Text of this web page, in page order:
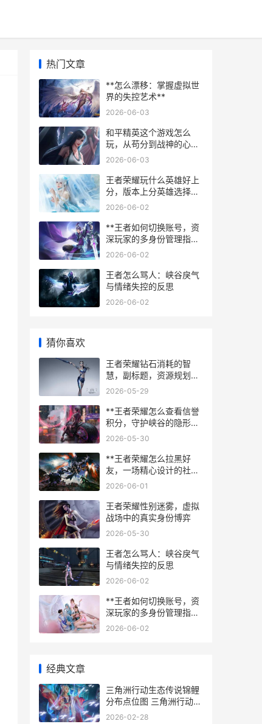
热门文章
**怎么漂移：掌握虚拟世
界的失控艺术**
2026-06-03
和平精英这个游戏怎么
玩，从苟分到战神的心路
历程
2026-06-03
王者荣耀玩什么英雄好上
分，版本上分英雄选择指
南
2026-06-02
**王者如何切换账号，资
深玩家的多身份管理指
南，副标题，轻松切换畅
2026-06-02
王者怎么骂人：峡谷戾气
与情绪失控的反思
2026-06-02
猜你喜欢
王者荣耀钻石消耗的智
慧，副标题，资源规划与
心态博弈的艺术
2026-05-29
**王者荣耀怎么查看信誉
积分，守护峡谷的隐形守
护者，副标题，揭秘信誉
2026-05-30
**王者荣耀怎么拉黑好
友，一场精心设计的社交
边界守护战副标题**
2026-06-01
王者荣耀性别迷雾，虚拟
战场中的真实身份博弈
2026-05-30
王者怎么骂人：峡谷戾气
与情绪失控的反思
2026-06-02
**王者如何切换账号，资
深玩家的多身份管理指
南，副标题，轻松切换畅
2026-06-02
经典文章
三角洲行动生态传说锦鲤
分布点位图 三角洲行动生
态共赢大会
2026-02-28